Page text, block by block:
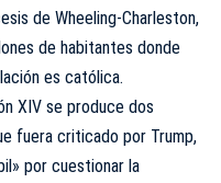
de Wheeling-Charleston,
de habitantes donde
es católica.
XIV se produce dos
fuera criticado por Trump,
por cuestionar la